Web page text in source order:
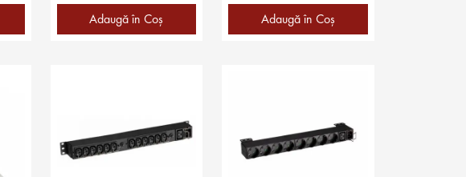
Adaugă în Coş Adaugă în Coş